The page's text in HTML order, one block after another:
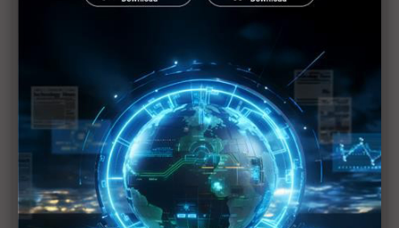
美日韓等42國一致同意 強化半導體技術出口管制
（Daily Issue）供應鏈全球化重新布局 中國世界工
廠地位仍有其重
手機供應鏈砍單已不可免 台系IC設計2Q業績承壓
疫情衝擊5G手機短期出貨 超薄型FoD封測放量延至